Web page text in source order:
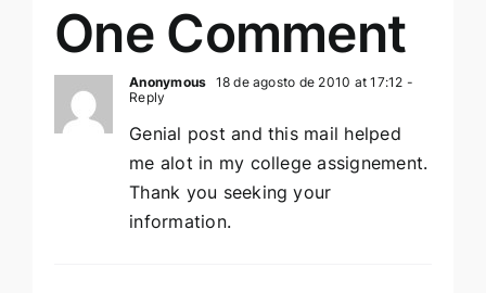
One Comment
Anonymous 18 de agosto de 2010 at 17:12 -
Reply
Genial post and this mail helped
me alot in my college assignement.
Thank you seeking your
information.